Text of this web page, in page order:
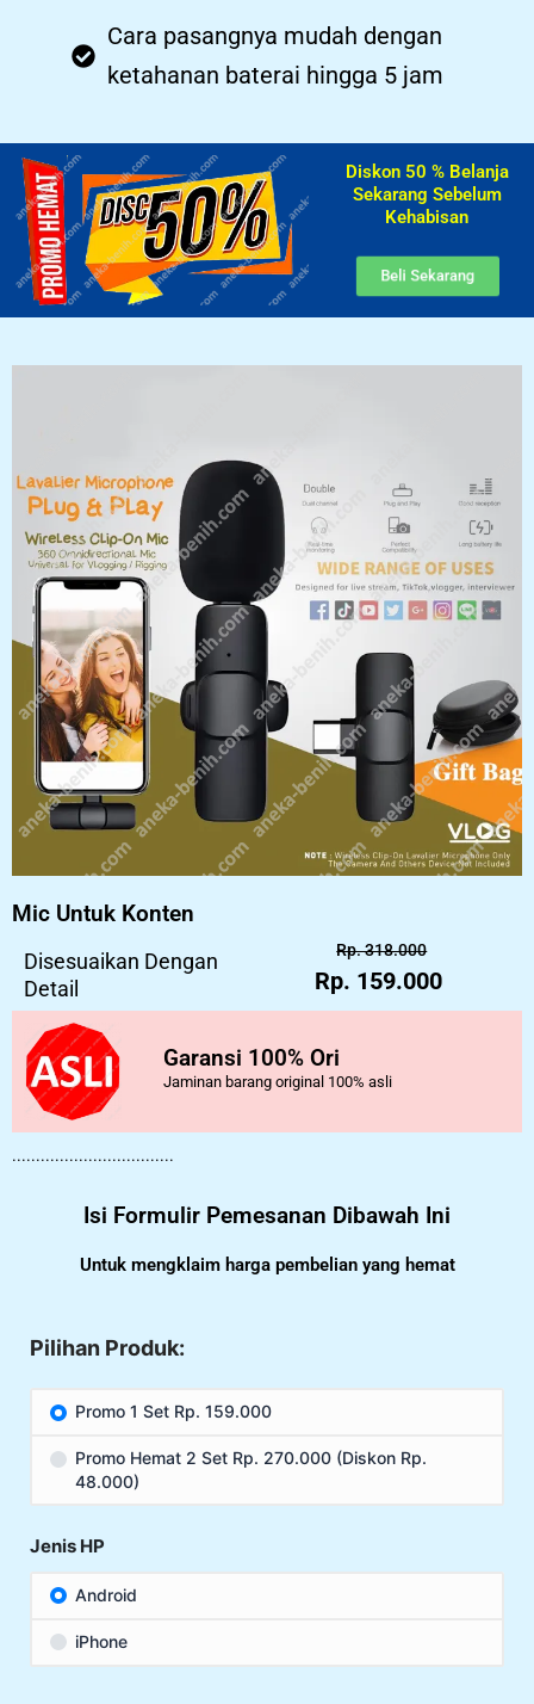
Cara pasangnya mudah dengan
ketahanan baterai hingga 5 jam
Diskon 50 % Belanja
Sekarang Sebelum
Kehabisan​
Beli Sekarang
Mic Untuk Konten
Disesuaikan Dengan
Detail
Rp. 318.000
Rp. 159.000
Garansi 100% Ori
Jaminan barang original 100% asli
..................................
Isi Formulir Pemesanan Dibawah Ini
Untuk mengklaim harga pembelian yang hemat
Pilihan Produk:
Promo 1 Set Rp. 159.000
Promo Hemat 2 Set Rp. 270.000 (Diskon Rp.
48.000)
Jenis HP
Android
iPhone